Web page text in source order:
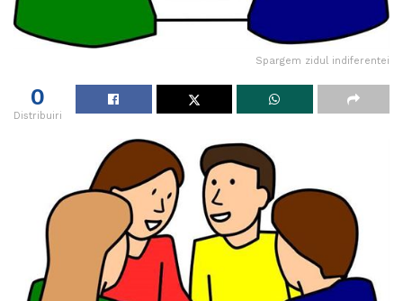
Spargem zidul indiferentei
0
Distribuiri